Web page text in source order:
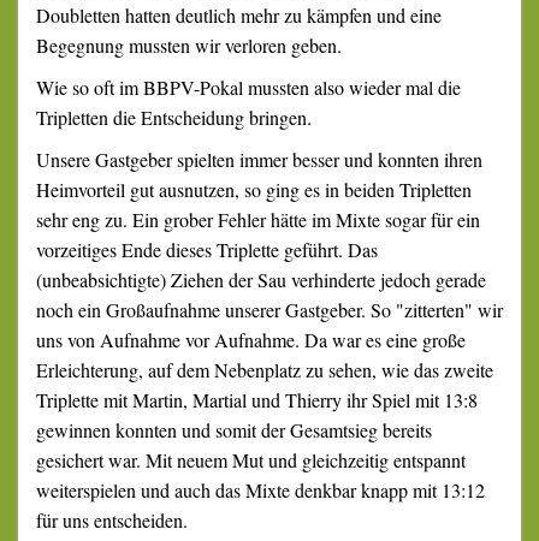
Doubletten hatten deutlich mehr zu kämpfen und eine
Begegnung mussten wir verloren geben.
Wie so oft im BBPV-Pokal mussten also wieder mal die
Tripletten die Entscheidung bringen.
Unsere Gastgeber spielten immer besser und konnten ihren
Heimvorteil gut ausnutzen, so ging es in beiden Tripletten
sehr eng zu. Ein grober Fehler hätte im Mixte sogar für ein
vorzeitiges Ende dieses Triplette geführt. Das
(unbeabsichtigte) Ziehen der Sau verhinderte jedoch gerade
noch ein Großaufnahme unserer Gastgeber. So "zitterten" wir
uns von Aufnahme vor Aufnahme. Da war es eine große
Erleichterung, auf dem Nebenplatz zu sehen, wie das zweite
Triplette mit Martin, Martial und Thierry ihr Spiel mit 13:8
gewinnen konnten und somit der Gesamtsieg bereits
gesichert war. Mit neuem Mut und gleichzeitig entspannt
weiterspielen und auch das Mixte denkbar knapp mit 13:12
für uns entscheiden.